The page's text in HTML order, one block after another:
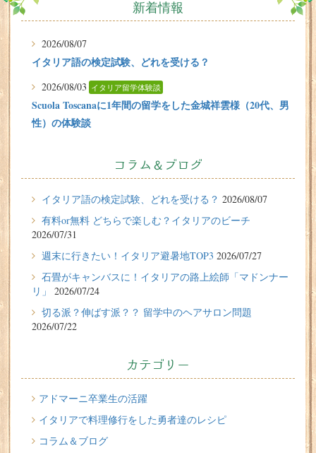
新着情報
2026/08/07
イタリア語の検定試験、どれを受ける？
2026/08/03 イタリア留学体験談
Scuola Toscanaに1年間の留学をした金城祥雲様（20代、男
性）の体験談
有料or無料 どちらで楽しむ？イタリアのビーチ
フィレンツェに1週間の語学留学をしたT.Sさん（10代、女
性）の体験談
2026/07/27
週末に行きたい！イタリア避暑地TOP3
2026/07/24
石畳がキャンバスに！イタリアの路上絵師「マドンナー
リ」
切る派？伸ばす派？？ 留学中のヘアサロン問題
2026/07/20
イタリア人はどんなジェラートを食べる？
2026/07/17
コラム＆ブログ
イタリア語の検定試験、どれを受ける？ 2026/08/07
有料or無料 どちらで楽しむ？イタリアのビーチ
2026/07/31
週末に行きたい！イタリア避暑地TOP3 2026/07/27
石畳がキャンバスに！イタリアの路上絵師「マドンナー
リ」
2026/07/24
切る派？伸ばす派？？ 留学中のヘアサロン問題
2026/07/22
カテゴリー
アドマーニ卒業生の活躍
イタリアで料理修行をした勇者達のレシピ
コラム＆ブログ